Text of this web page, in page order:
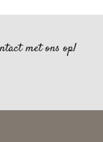
met ons op!